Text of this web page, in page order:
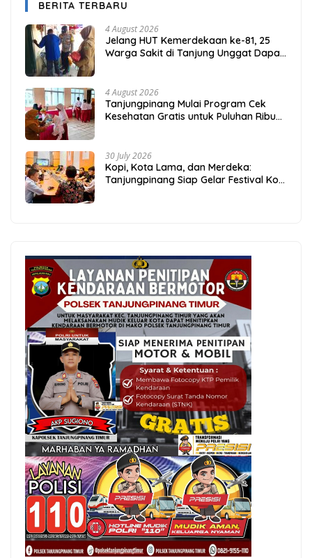
BERITA TERBARU
4 August 2026
Jelang HUT Kemerdekaan ke-81, 25
Warga Sakit di Tanjung Unggat Dapat
4 August 2026
Tanjungpinang Mulai Program Cek
Kesehatan Gratis untuk Puluhan Ribu
30 July 2026
Kopi, Kota Lama, dan Merdeka:
Tanjungpinang Siap Gelar Festival Kopi